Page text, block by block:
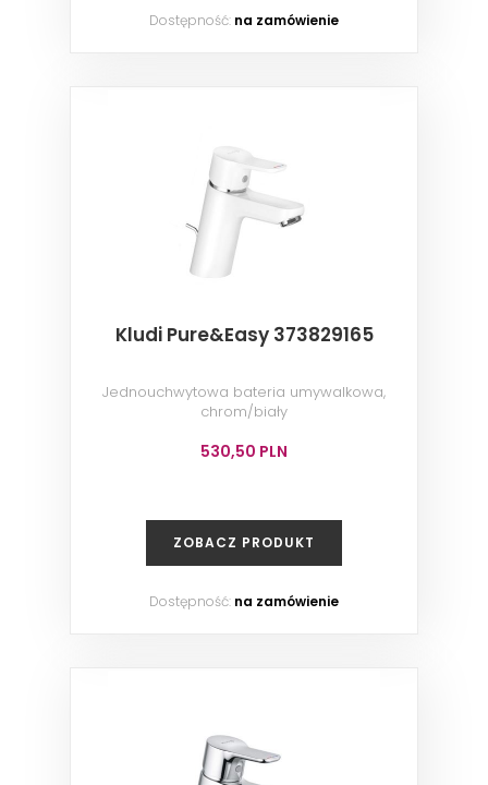
Dostępność: na zamówienie
Kludi Pure&Easy 373829165
Jednouchwytowa bateria umywalkowa,
chrom/biały
530,50 PLN
ZOBACZ PRODUKT
Dostępność: na zamówienie